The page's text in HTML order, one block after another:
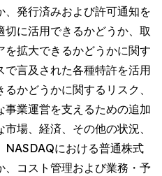
発行済みおよび許可通知を
に活用できるかどうか、取
拡大できるかどうかに関す
で言及された各種特許を活用
かどうかに関するリスク、
業運営を支えるための追加
場、経済、その他の状況、
NASDAQにおける普通株式
コスト管理および業務・予